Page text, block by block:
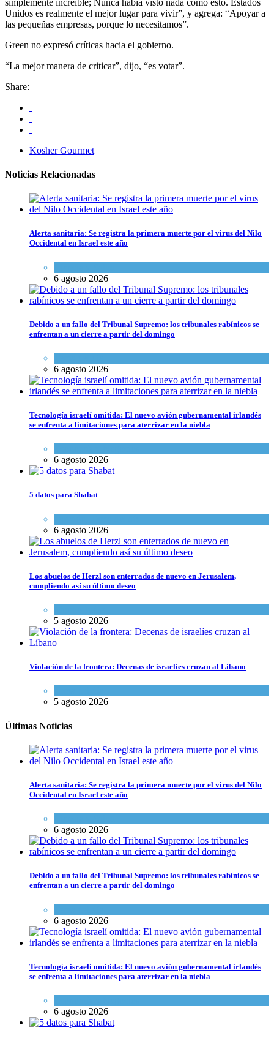
Unidos es realmente el mejor lugar para vivir”, y agrega: “Apoyar a
las pequeñas empresas, porque lo necesitamos”.
Green no expresó críticas hacia el gobierno.
“La mejor manera de criticar”, dijo, “es votar”.
Share:
Kosher Gourmet
Noticias Relacionadas
Alerta sanitaria: Se registra la primera muerte por el virus del Nilo
Occidental en Israel este año
6 agosto 2026
Debido a un fallo del Tribunal Supremo: los tribunales rabínicos se
enfrentan a un cierre a partir del domingo
6 agosto 2026
Tecnología israelí omitida: El nuevo avión gubernamental irlandés
se enfrenta a limitaciones para aterrizar en la niebla
6 agosto 2026
5 datos para Shabat
6 agosto 2026
Los abuelos de Herzl son enterrados de nuevo en Jerusalem,
cumpliendo así su último deseo
5 agosto 2026
Violación de la frontera: Decenas de israelíes cruzan al Líbano
5 agosto 2026
Últimas Noticias
Alerta sanitaria: Se registra la primera muerte por el virus del Nilo
Occidental en Israel este año
6 agosto 2026
Debido a un fallo del Tribunal Supremo: los tribunales rabínicos se
enfrentan a un cierre a partir del domingo
6 agosto 2026
Tecnología israelí omitida: El nuevo avión gubernamental irlandés
se enfrenta a limitaciones para aterrizar en la niebla
6 agosto 2026